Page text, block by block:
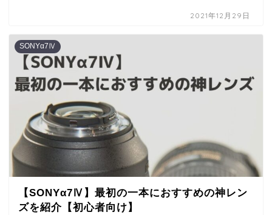
2021年12月29日
SONYα7Ⅳ
【SONYα7Ⅳ】最初の一本におすすめの神レン
ズを紹介【初心者向け】